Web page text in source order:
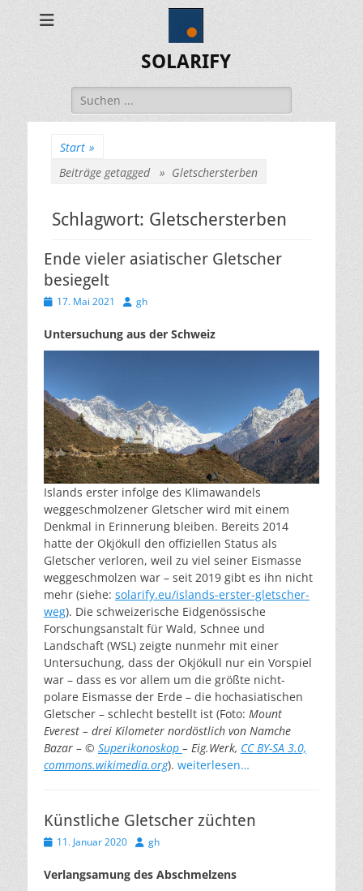
SOLARIFY
Suchen
nach:
Start »
Beiträge getagged » Gletschersterben
Schlagwort: Gletschersterben
Ende vieler asiatischer Gletscher
besiegelt
Veröffentlicht
17. Mai 2021 Autor
gh
Untersuchung aus der Schweiz
Islands erster infolge des Klimawandels
weggeschmolzener Gletscher wird mit einem
Denkmal in Erinnerung bleiben. Bereits 2014
hatte der Okjökull den offiziellen Status als
Gletscher verloren, weil zu viel seiner Eismasse
weggeschmolzen war – seit 2019 gibt es ihn nicht
mehr (siehe: solarify.eu/islands-erster-gletscher-
weg). Die schweizerische Eidgenössische
Forschungsanstalt für Wald, Schnee und
Landschaft (WSL) zeigte nunmehr mit einer
Untersuchung, dass der Okjökull nur ein Vorspiel
war – dass es vor allem um die größte nicht-
polare Eismasse der Erde – die hochasiatischen
Gletscher – schlecht bestellt ist (Foto: Mount
Everest – drei Kilometer nordöstlich von Namche
Bazar – © Superikonoskop – Eig.Werk, CC BY-SA 3.0,
commons.wikimedia.org). weiterlesen…
Künstliche Gletscher züchten
Veröffentlicht
11. Januar 2020 Autor
gh
Verlangsamung des Abschmelzens